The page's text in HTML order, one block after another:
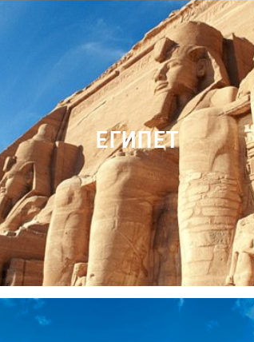
ЕГИПЕТ
Найти туры Отправить заявку